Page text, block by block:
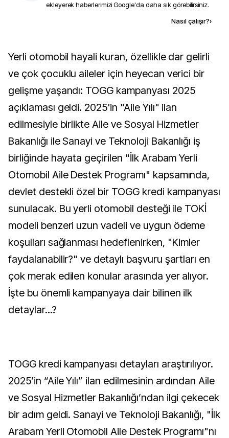
ekleyerek haberlerimizi Google'da daha sık görebilirsiniz.
Nasıl çalışır?›
Yerli otomobil hayali kuran, özellikle dar gelirli
ve çok çocuklu aileler için heyecan verici bir
gelişme yaşandı: TOGG kampanyası 2025
açıklaması geldi. 2025'in "Aile Yılı" ilan
edilmesiyle birlikte Aile ve Sosyal Hizmetler
Bakanlığı ile Sanayi ve Teknoloji Bakanlığı iş
birliğinde hayata geçirilen "İlk Arabam Yerli
Otomobil Aile Destek Programı" kapsamında,
devlet destekli özel bir TOGG kredi kampanyası
sunulacak. Bu yerli otomobil desteği ile TOKİ
modeli benzeri uzun vadeli ve uygun ödeme
koşulları sağlanması hedeflenirken, "Kimler
faydalanabilir?" ve detaylı başvuru şartları en
çok merak edilen konular arasında yer alıyor.
İşte bu önemli kampanyaya dair bilinen ilk
detaylar...?
TOGG kredi kampanyası detayları araştırılıyor.
2025’in “Aile Yılı” ilan edilmesinin ardından Aile
ve Sosyal Hizmetler Bakanlığı’ndan ilgi çekecek
bir adım geldi. Sanayi ve Teknoloji Bakanlığı, "İlk
Arabam Yerli Otomobil Aile Destek Programı"nı